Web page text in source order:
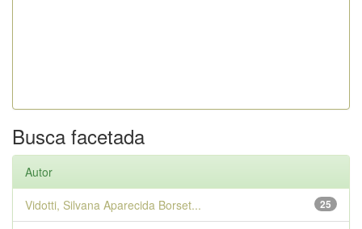
Busca facetada
Autor
25
Vidotti, Silvana Aparecida Borset...